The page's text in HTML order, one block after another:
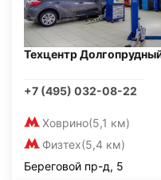
Техцентр
+7 (495) 032-08-22
Ховрино(5,1 км)
Физтех(5,4 км)
Береговой пр-д, 5